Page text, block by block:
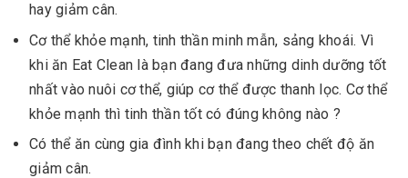
hay giảm cân.
Cơ thể khỏe mạnh, tinh thần minh mẫn, sảng khoái. Vì
khi ăn Eat Clean là bạn đang đưa những dinh dưỡng tốt
nhất vào nuôi cơ thể, giúp cơ thể được thanh lọc. Cơ thể
khỏe mạnh thì tinh thần tốt có đúng không nào ?
Có thể ăn cùng gia đình khi bạn đang theo chết độ ăn
giảm cân.